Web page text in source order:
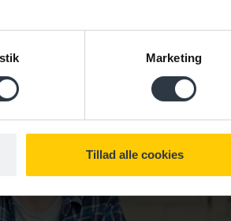
Marketing
Tillad alle cookies
om, hvad samtalen har bragt af